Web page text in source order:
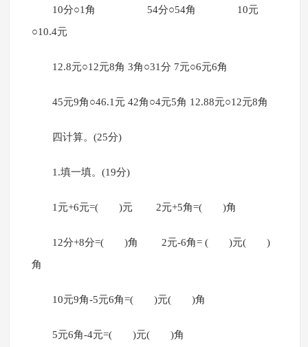
10分○1角 54分○54角 10元
○10.4元
12.8元○12元8角 3角○31分 7元○6元6角
45元9角○46.1元 42角○4元5角 12.88元○12元8角
四计算。(25分)
1.填一填。(19分)
1元+6元=( )元 2元+5角=( )角
12分+8分=( )角 2元-6角= ( )元( )
角
10元9角-5元6角=( )元( )角
5元6角-4元=( )元( )角